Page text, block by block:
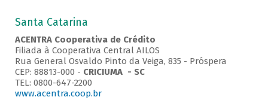
Santa Catarina
ACENTRA Cooperativa de Crédito
Filiada à Cooperativa Central AILOS
Rua General Osvaldo Pinto da Veiga, 835 - Próspera
CEP: 88813-000 - CRICIUMA - SC
TEL: 0800-647-2200
www.acentra.coop.br